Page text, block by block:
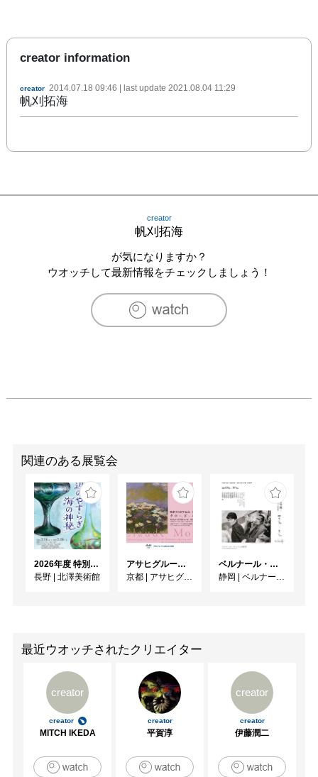
creator information
creator 2014.07.18 09:46 | last update 2021.08.04 11:29
帆刈拓海
creator
帆刈拓海
が気になりますか？
ウオッチして最新情報をチェックしましょう！
関連のある展覧会
2026年度 特別展「ガレとドーム、アール･ヌーヴォーのガラス 水辺のやすらぎ、海の神秘」
長野 | 北澤美術館
アサヒグループ大山崎山荘美術館 開館30周年記念展「没後100年 クロード・モネ」
京都 | アサヒグループ大山崎山荘美術館
ベルナール・ビュフェと写真 ーカメラがとらえたビュフェとその時代、そして21 世紀へ
静岡 | ベルナール・ビュフェ美術館
最近ウオッチされたクリエイター
creator
creator
MITCH IKEDA
creator
平賀淳
creator
creator
伊藤潤二